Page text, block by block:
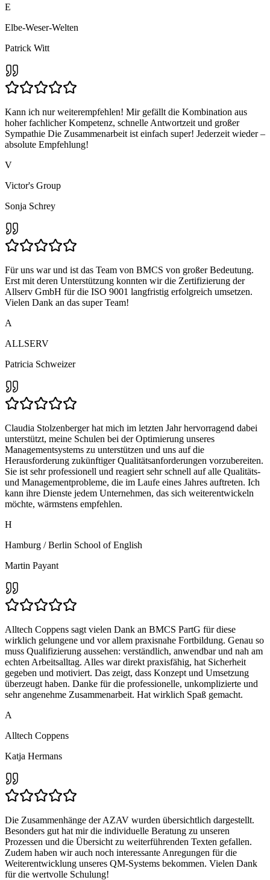
E
Elbe-Weser-Welten
Patrick Witt
Kann ich nur weiterempfehlen! Mir gefällt die Kombination aus
hoher fachlicher Kompetenz, schnelle Antwortzeit und großer
Sympathie Die Zusammenarbeit ist einfach super! Jederzeit wieder –
absolute Empfehlung!
V
Victor's Group
Sonja Schrey
Für uns war und ist das Team von BMCS von großer Bedeutung.
Erst mit deren Unterstützung konnten wir die Zertifizierung der
Allserv GmbH für die ISO 9001 langfristig erfolgreich umsetzen.
Vielen Dank an das super Team!
A
ALLSERV
Patricia Schweizer
Claudia Stolzenberger hat mich im letzten Jahr hervorragend dabei
unterstützt, meine Schulen bei der Optimierung unseres
Managementsystems zu unterstützen und uns auf die
Herausforderung zukünftiger Qualitätsanforderungen vorzubereiten.
Sie ist sehr professionell und reagiert sehr schnell auf alle Qualitäts-
und Managementprobleme, die im Laufe eines Jahres auftreten. Ich
kann ihre Dienste jedem Unternehmen, das sich weiterentwickeln
möchte, wärmstens empfehlen.
H
Hamburg / Berlin School of English
Martin Payant
Alltech Coppens sagt vielen Dank an BMCS PartG für diese
wirklich gelungene und vor allem praxisnahe Fortbildung. Genau so
muss Qualifizierung aussehen: verständlich, anwendbar und nah am
echten Arbeitsalltag. Alles war direkt praxisfähig, hat Sicherheit
gegeben und motiviert. Das zeigt, dass Konzept und Umsetzung
überzeugt haben. Danke für die professionelle, unkomplizierte und
sehr angenehme Zusammenarbeit. Hat wirklich Spaß gemacht.
A
Alltech Coppens
Katja Hermans
Die Zusammenhänge der AZAV wurden übersichtlich dargestellt.
Besonders gut hat mir die individuelle Beratung zu unseren
Prozessen und die Übersicht zu weiterführenden Texten gefallen.
Zudem haben wir auch noch interessante Anregungen für die
Weiterentwicklung unseres QM-Systems bekommen. Vielen Dank
für die wertvolle Schulung!